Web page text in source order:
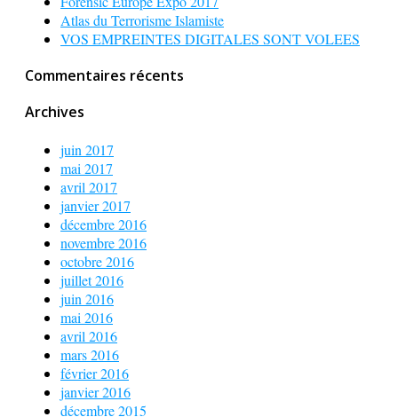
Atlas du Terrorisme Islamiste
VOS EMPREINTES DIGITALES SONT VOLEES
Commentaires récents
Archives
juin 2017
mai 2017
avril 2017
janvier 2017
décembre 2016
novembre 2016
octobre 2016
juillet 2016
juin 2016
mai 2016
avril 2016
mars 2016
février 2016
janvier 2016
décembre 2015